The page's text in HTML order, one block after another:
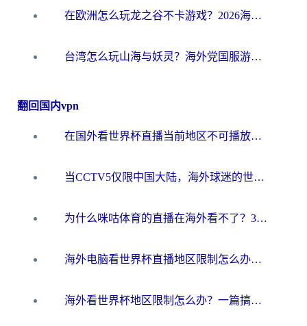
在欧洲怎么玩龙之谷不卡游戏？2026海外党国服游戏加速全攻略
台湾怎么玩山海与妖灵？海外党国服游戏加速全攻略，告别延迟卡顿
翻回国内vpn
在国外看世界杯直播当前地区不可播放？海外党必看的回国加速全攻略
当CCTV5仅限中国大陆，海外球迷的世界杯狂欢如何继续？
为什么咪咕体育的直播在海外看不了？3步解决海外看世界杯+抖音地区限制难题
海外电脑看世界杯直播地区限制怎么办？你需要一个聪明的加速器
海外看世界杯地区限制怎么办？一篇搞定咪咕视频播放+国内资源无缝访问指南